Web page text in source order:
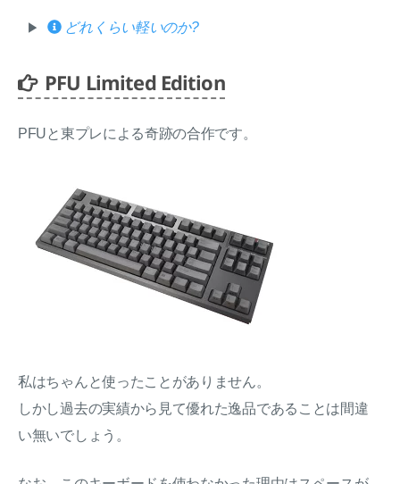
どれくらい軽いのか?
PFU Limited Edition
PFUと東プレによる奇跡の合作です。
私はちゃんと使ったことがありません。
しかし過去の実績から見て優れた逸品であることは間違
い無いでしょう。